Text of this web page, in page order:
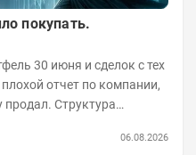
покупать.
отчет по компании,
06.08.2026